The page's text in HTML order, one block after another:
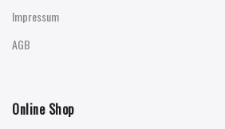
Impressum
AGB
Online Shop